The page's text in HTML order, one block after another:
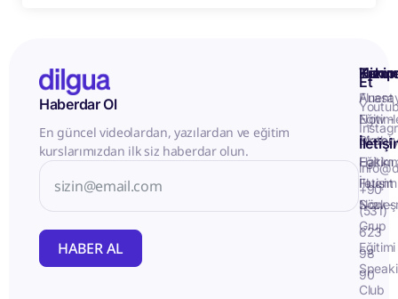
Haberdar Ol
En güncel videolardan, yazılardan ve eğitim
kurslarımızdan ilk siz haberdar olun.
HABER AL
İletişim
Fluent
Now -
Birebir
Eğitim
Fluent
Now -
Grup
Eğitimi
Club
Takip
Et
+90
(531)
623
98
90